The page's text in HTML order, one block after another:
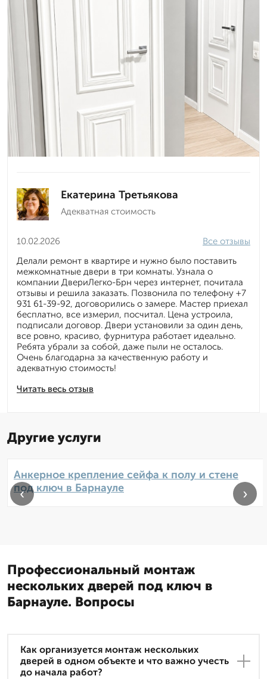
Екатерина Третьякова
Адекватная стоимость
10.02.2026
Читать весь отзыв
Все отзывы
Делали ремонт в квартире и нужно было поставить
межкомнатные двери в три комнаты. Узнала о
компании ДвериЛегко-Брн через интернет, почитала
отзывы и решила заказать. Позвонила по телефону +7
931 61-39-92, договорились о замере. Мастер приехал
бесплатно, все измерил, посчитал. Цена устроила,
подписали договор. Двери установили за один день,
все ровно, красиво, фурнитура работает идеально.
Ребята убрали за собой, даже пыли не осталось.
Очень благодарна за качественную работу и
адекватную стоимость!
Другие услуги
Анкерное крепление сейфа к полу и стене
под ключ в Барнауле
‹ ›
Профессиональный монтаж
нескольких дверей под ключ в
Барнауле. Вопросы
Как организуется монтаж нескольких
дверей в одном объекте и что важно учесть
до начала работ?